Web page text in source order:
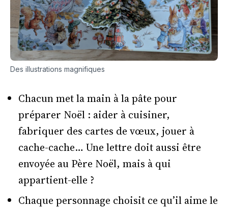
Des illustrations magnifiques
Chacun met la main à la pâte pour
préparer Noël : aider à cuisiner,
fabriquer des cartes de vœux, jouer à
cache-cache… Une lettre doit aussi être
envoyée au Père Noël, mais à qui
appartient-elle ?
Chaque personnage choisit ce qu’il aime le